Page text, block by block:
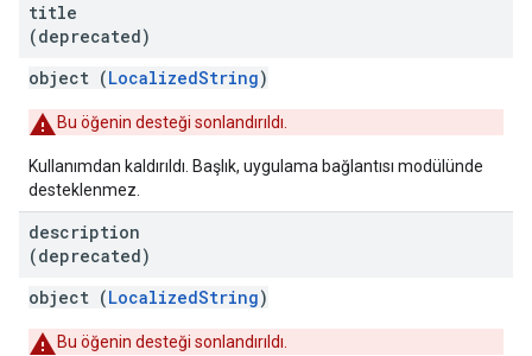
title
(deprecated)
object (LocalizedString)
Bu öğenin desteği sonlandırıldı.
Kullanımdan kaldırıldı. Başlık, uygulama bağlantısı modülünde
desteklenmez.
description
(deprecated)
object (LocalizedString)
Bu öğenin desteği sonlandırıldı.